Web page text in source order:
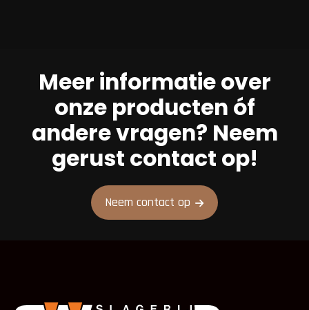
Meer informatie over
onze producten óf
andere vragen? Neem
gerust contact op!
Neem contact op